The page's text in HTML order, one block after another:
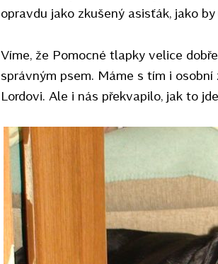
opravdu jako zkušený asisťák, jako
Víme, že Pomocné tlapky velice
správným psem. Máme s tím i
Lordovi. Ale i nás překvapilo, jak to